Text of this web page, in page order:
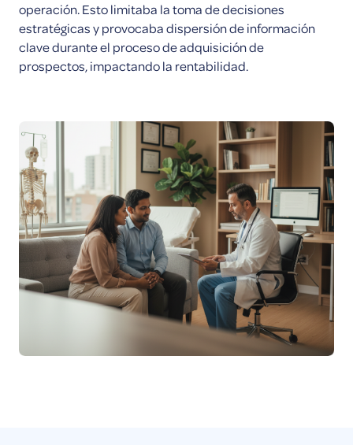
operación. Esto limitaba la toma de decisiones
estratégicas y provocaba dispersión de información
clave durante el proceso de adquisición de
prospectos, impactando la rentabilidad.